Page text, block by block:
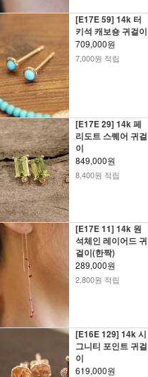
[E17E 59] 14k 터
키석 캐보숑 귀걸이
709,000원
7,000원 적립
[E17E 29] 14k 페
리도트 스퀘어 귀걸
이
849,000원
8,400원 적립
[E17E 11] 14k 원
석체인 레이어드 귀
걸이(한짝)
289,000원
2,800원 적립
[E16E 129] 14k 시
그니티 포인트 귀걸
이
619,000원